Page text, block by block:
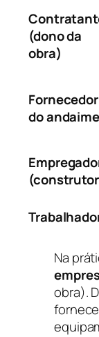
(dono da
obra)
Fornecedor
do andaime
Na
obra).